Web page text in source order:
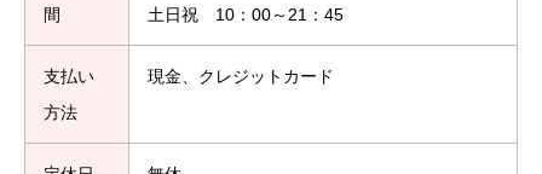
間
土日祝 10：00～21：45
支払い
方法
現金、クレジットカード